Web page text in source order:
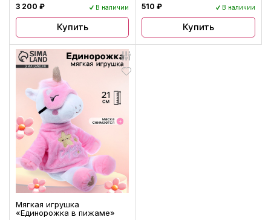
3 200 ₽ В наличии
Купить
510 ₽ В наличии
Купить
Мягкая игрушка
«Единорожка в пижаме»